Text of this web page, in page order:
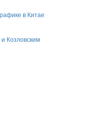
в Китае
Козловским